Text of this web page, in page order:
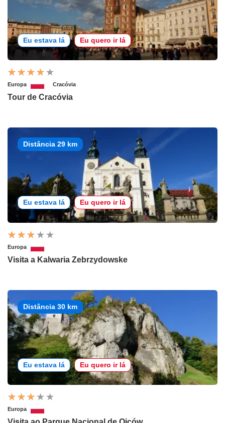
Eu estava lá Eu quero ir lá
Europa Cracóvia
Tour de Cracóvia
Distância 29 km
Eu estava lá Eu quero ir lá
Europa
Visita a Kalwaria Zebrzydowske
Distância 30 km
Eu estava lá Eu quero ir lá
Europa